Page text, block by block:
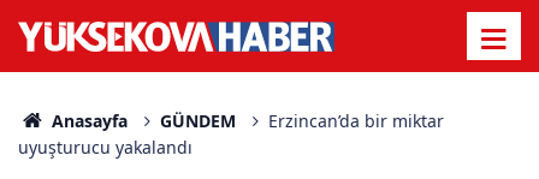
Anasayfa GÜNDEM
Erzincan’da bir miktar
uyuşturucu yakalandı